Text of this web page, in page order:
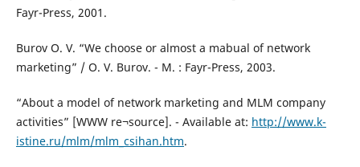
Fayr-Press, 2001.
Burov O. V. “We choose or almost a mabual of network
marketing” / O. V. Burov. - M. : Fayr-Press, 2003.
“About a model of network marketing and MLM company
activities” [WWW re¬source]. - Available at: http://www.k-
istine.ru/mlm/mlm_csihan.htm.